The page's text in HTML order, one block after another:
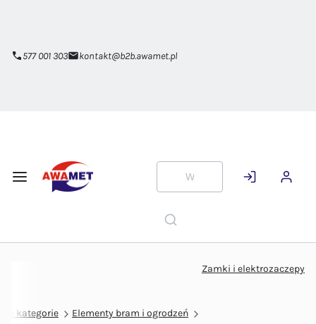
577 001 303
kontakt@b2b.awamet.pl
kategorie Elementy bram i ogrodzeń
Zamki i elektrozaczepy